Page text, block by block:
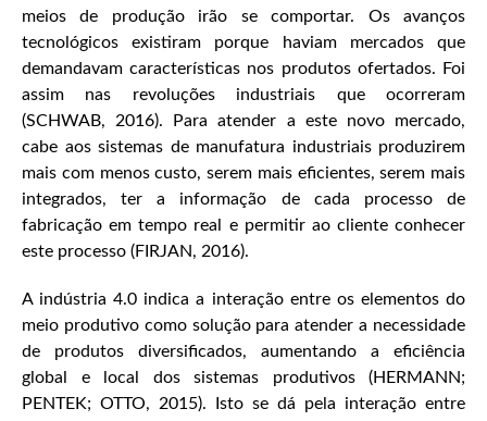
meios de produção irão se comportar. Os avanços
tecnológicos existiram porque haviam mercados que
demandavam características nos produtos ofertados. Foi
assim nas revoluções industriais que ocorreram
(SCHWAB, 2016). Para atender a este novo mercado,
cabe aos sistemas de manufatura industriais produzirem
mais com menos custo, serem mais eficientes, serem mais
integrados, ter a informação de cada processo de
fabricação em tempo real e permitir ao cliente conhecer
este processo (FIRJAN, 2016).
A indústria 4.0 indica a interação entre os elementos do
meio produtivo como solução para atender a necessidade
de produtos diversificados, aumentando a eficiência
global e local dos sistemas produtivos (HERMANN;
PENTEK; OTTO, 2015). Isto se dá pela interação entre